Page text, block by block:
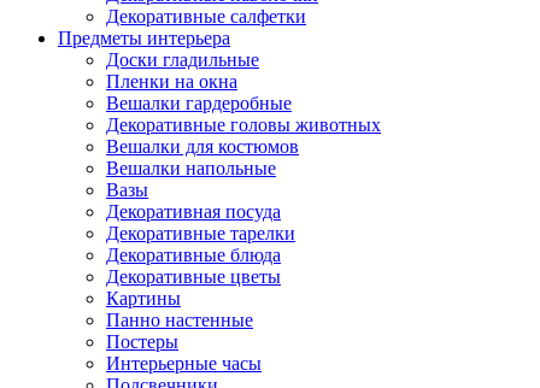
Декоративные салфетки
Предметы интерьера
Доски гладильные
Пленки на окна
Вешалки гардеробные
Декоративные головы животных
Вешалки для костюмов
Вешалки напольные
Вазы
Декоративная посуда
Декоративные тарелки
Декоративные блюда
Декоративные цветы
Картины
Панно настенные
Постеры
Интерьерные часы